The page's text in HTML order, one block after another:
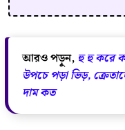
আরও পড়ুন, হু হু করে
উপচে পড়া ভিড়,
দাম কত